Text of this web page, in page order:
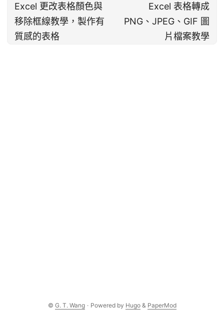
Excel 更改表格顏色與
移除框線教學，製作有
質感的表格
Excel 表格轉成
PNG、JPEG、GIF 圖
片檔案教學
© G. T. Wang · Powered by Hugo& PaperMod